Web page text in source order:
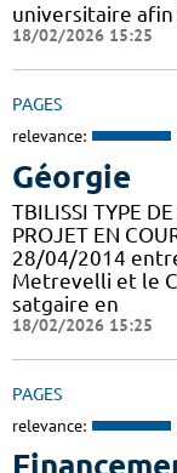
universitaire
18/02/2026 15:25
PAGES
relevance:
Géorgie
TBILISSI TYPE
PROJET EN
28/04/2014
Metrevelli et le
satgaire en
18/02/2026 15:25
PAGES
relevance: